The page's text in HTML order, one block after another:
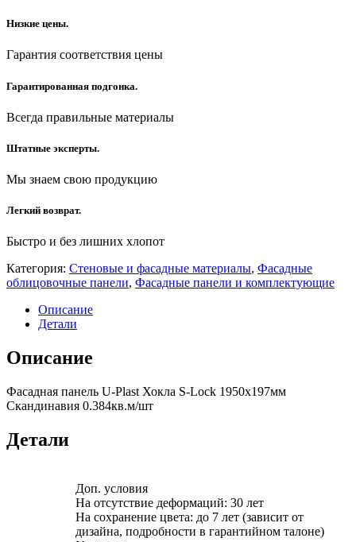
Низкие цены.
Гарантия соответствия цены
Гарантированная подгонка.
Всегда правильные материалы
Штатные эксперты.
Мы знаем свою продукцию
Легкий возврат.
Быстро и без лишних хлопот
Категория: Стеновые и фасадные материалы, Фасадные
облицовочные панели, Фасадные панели и комплектующие
Описание
Детали
Описание
Фасадная панель U-Plast Хокла S-Lock 1950х197мм
Скандинавия 0.384кв.м/шт
Детали
Доп. условия
На отсутствие деформаций: 30 лет
На сохранение цвета: до 7 лет (зависит от
дизайна, подробности в гарантийном талоне)